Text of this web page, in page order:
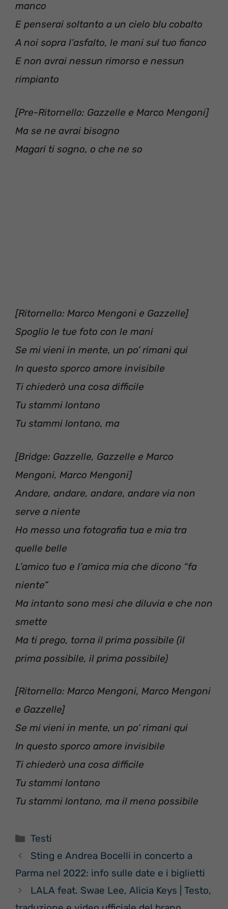
manco ‬
‪E pensеrai soltanto a un cielo blu cobalto ‬
‪A noi sopra l’asfalto, le mani sul tuo fianco ‬
‪E non avrai nessun rimorso e nessun
rimpianto ‬
[Pre-Ritornello: Gazzelle e Marco Mengoni‪]‬
‪Ma se ne avrai bisogno‬
‪Magari ti sogno, o che ne so ‬
[Ritornello: Marco Mengoni e Gazzelle]
‪Spoglio le tue foto con le mani ‬
‪Se mi vieni in mente, un po’ rimani qui ‬
‪In questo sporco amore invisibile ‬
‪Ti chiederò una cosa difficile ‬
‪Tu stammi lontano ‬
‪Tu stammi lontano, ma ‬
‪[Bridge: Gazzelle‬, Gazzelle e Marco
Mengoni, Marco Mengoni‪]‬
‪Andare, andare, andare, andare via non
serve a niente ‬
‪Ho messo una fotografia tua e mia tra
quelle belle ‬
‪L’amico tuo e l’amica mia che dicono “fa
niente” ‬
‪Ma intanto sono mesi che diluvia e che non
smette‬‪ ‬
‪Ma ti prego, torna il prima possibile ‬‪(il
prima possibile, il prima possibile)‬
[Ritornello: Marco Mengoni, Marco Mengoni
e Gazzelle]
‪Se mi vieni in mente, un po’ rimani qui ‬
‪In questo sporco amore invisibile ‬
‪Ti chiederò una cosa difficile ‬
‪Tu stammi lontano ‬
‪Tu stammi lontano, ma ‬‪il meno possibile‬
Categorie
Testi
Sting e Andrea Bocelli in concerto a
Parma nel 2022: info sulle date e i biglietti
LALA feat. Swae Lee, Alicia Keys | Testo,